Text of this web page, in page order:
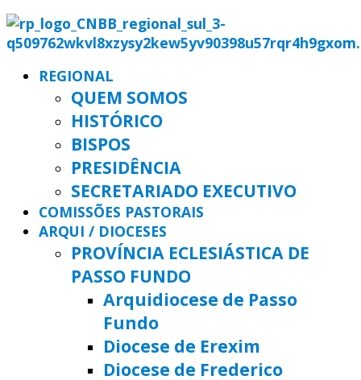
REGIONAL
QUEM SOMOS
HISTÓRICO
BISPOS
PRESIDÊNCIA
SECRETARIADO EXECUTIVO
COMISSÕES PASTORAIS
ARQUI / DIOCESES
PROVÍNCIA ECLESIÁSTICA DE
PASSO FUNDO
Arquidiocese de Passo
Fundo
Diocese de Erexim
Diocese de Frederico